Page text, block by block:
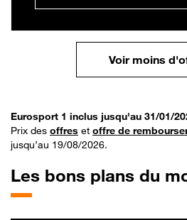
Voir moins
Eurosport 1 inclus jusqu'au 31/01/
Prix des offres et offre de
jusqu’au 19/08/2026.
Les bons plans du